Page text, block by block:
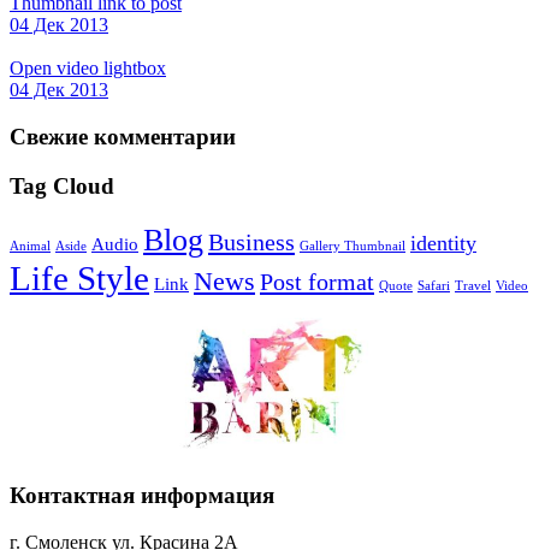
04 Дек 2013
Open video lightbox
04 Дек 2013
Свежие комментарии
Tag Cloud
Animal Aside Audio Blog Business Gallery Thumbnail identity
Life Style Link News Post format Quote Safari Travel Video
Контактная информация
г. Смоленск ул. Красина 2А